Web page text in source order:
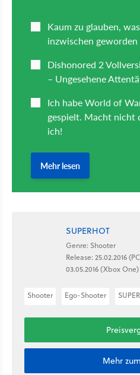
SUPERHOT
Genre: Shooter
Release: 25.02.2016
03.05.2016 (Xbox One)
Shooter Ego-Shooter
Mehr